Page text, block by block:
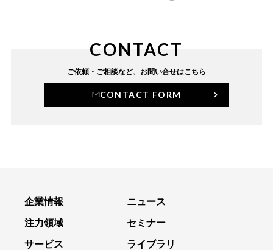
CONTACT
ご依頼・ご相談など、 お問い合せはこちら
CONTACT FORM
企業情報
注力領域
サービス
ニュース
セミナー
ライブラリ